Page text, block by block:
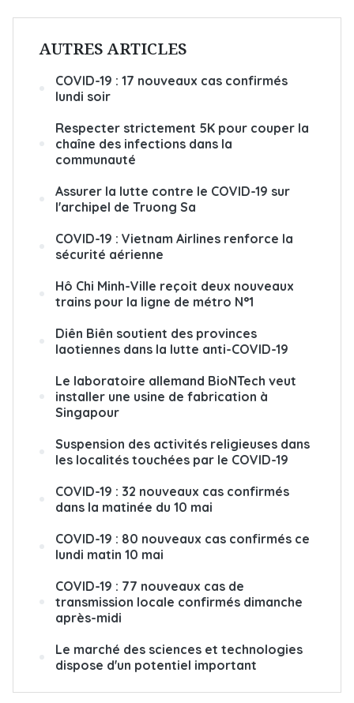
AUTRES ARTICLES
COVID-19 : 17 nouveaux cas confirmés
lundi soir
Respecter strictement 5K pour couper la
chaîne des infections dans la
communauté
Assurer la lutte contre le COVID-19 sur
l'archipel de Truong Sa
COVID-19 : Vietnam Airlines renforce la
sécurité aérienne
Hô Chi Minh-Ville reçoit deux nouveaux
trains pour la ligne de métro N°1
Diên Biên soutient des provinces
laotiennes dans la lutte anti-COVID-19
Le laboratoire allemand BioNTech veut
installer une usine de fabrication à
Singapour
Suspension des activités religieuses dans
les localités touchées par le COVID-19
COVID-19 : 32 nouveaux cas confirmés
dans la matinée du 10 mai
COVID-19 : 80 nouveaux cas confirmés ce
lundi matin 10 mai
COVID-19 : 77 nouveaux cas de
transmission locale confirmés dimanche
après-midi
Le marché des sciences et technologies
dispose d'un potentiel important